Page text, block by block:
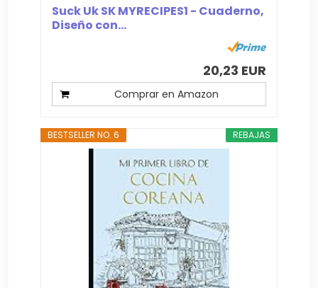
Suck Uk SK MYRECIPES1 - Cuaderno,
Diseño con...
20,23 EUR
Comprar en Amazon
REBAJAS
BESTSELLER NO. 6